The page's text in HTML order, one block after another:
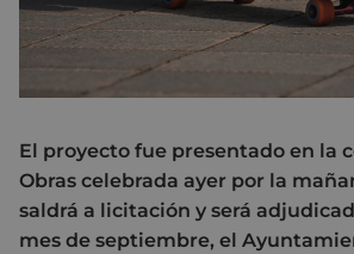
El proyecto fue presentado en la
Obras celebrada ayer por la
saldrá a licitación y será
mes de septiembre, el